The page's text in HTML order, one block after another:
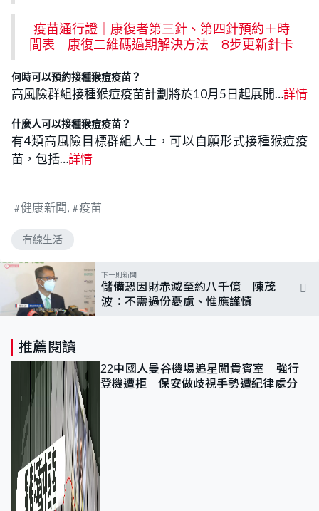
疫苗通行證｜康復者第三針、第四針預約＋時
間表 康復二維碼過期解決方法 8步更新針卡
何時可以預約接種猴痘疫苗？
高風險群組接種猴痘疫苗計劃將於10月5日起展開…詳情
什麼人可以接種猴痘疫苗？
有4類高風險目標群組人士，可以自願形式接種猴痘疫
苗，包括…詳情
健康新聞 疫苗
有線生活
下一則新聞
儲備恐因財赤減至約八千億 陳茂
波：不需過份憂慮、惟應謹慎
推薦閱讀
22中國人曼谷機場追星闖貴賓室 強行
登機遭拒 保安做歧視手勢遭紀律處分